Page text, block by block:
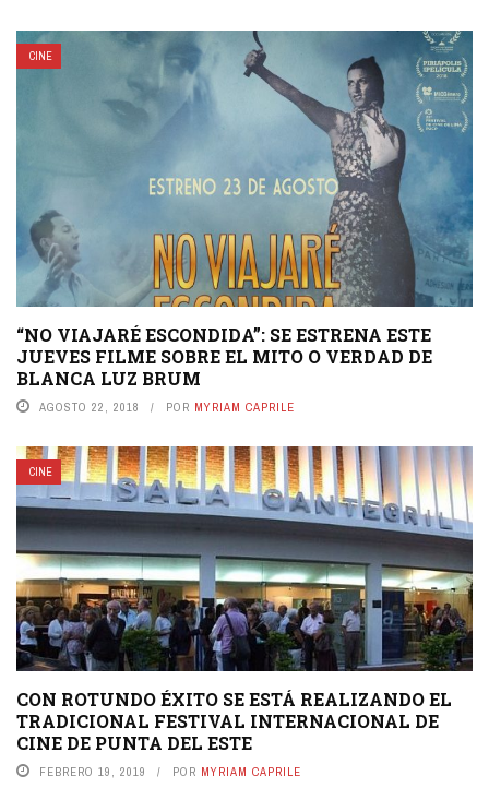
CINE
“NO VIAJARÉ ESCONDIDA”: SE ESTRENA ESTE
JUEVES FILME SOBRE EL MITO O VERDAD DE
BLANCA LUZ BRUM
AGOSTO 22, 2018 POR MYRIAM CAPRILE
CINE
CON ROTUNDO ÉXITO SE ESTÁ REALIZANDO EL
TRADICIONAL FESTIVAL INTERNACIONAL DE
CINE DE PUNTA DEL ESTE
FEBRERO 19, 2019 POR MYRIAM CAPRILE